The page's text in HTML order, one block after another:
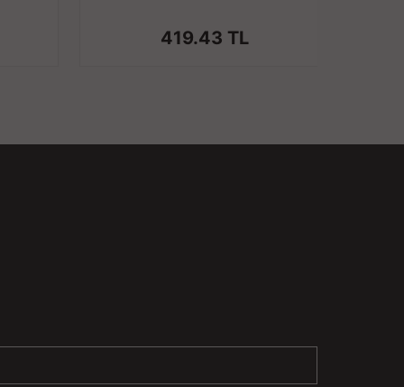
saklayarak, uzun ömürlü kullanım
419.43 TL